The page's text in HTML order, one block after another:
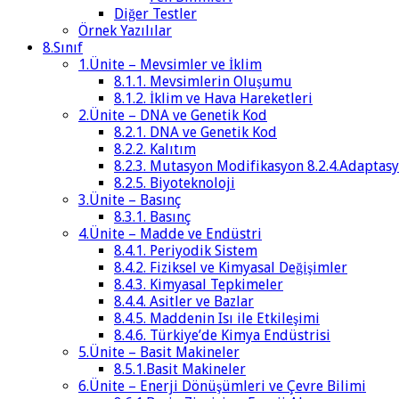
Diğer Testler
Örnek Yazılılar
8.Sınıf
1.Ünite – Mevsimler ve İklim
8.1.1. Mevsimlerin Oluşumu
8.1.2. İklim ve Hava Hareketleri
2.Ünite – DNA ve Genetik Kod
8.2.1. DNA ve Genetik Kod
8.2.2. Kalıtım
8.2.3. Mutasyon Modifikasyon
8.2.5. Biyoteknoloji
3.Ünite – Basınç
8.3.1. Basınç
4.Ünite – Madde ve Endüstri
8.4.1. Periyodik Sistem
8.4.2. Fiziksel ve Kimyasal Değişimler
8.4.3. Kimyasal Tepkimeler
8.4.4. Asitler ve Bazlar
8.4.5. Maddenin Isı ile Etkileşimi
8.4.6. Türkiye’de Kimya Endüstrisi
5.Ünite – Basit Makineler
8.5.1.Basit Makineler
6.Ünite – Enerji Dönüşümleri ve Çevre Bilimi